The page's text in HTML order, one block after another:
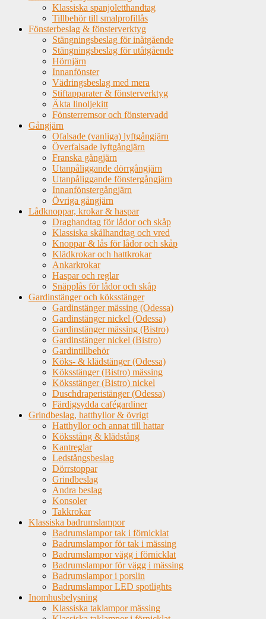
Klassiska spanjoletthandtag
Tillbehör till smalprofillås
Fönsterbeslag & fönsterverktyg
Stängningsbeslag för inåtgående
Stängningsbeslag för utåtgående
Hörnjärn
Innanfönster
Vädringsbeslag med mera
Stiftapparater & fönsterverktyg
Äkta linoljekitt
Fönsterremsor och fönstervadd
Gångjärn
Ofalsade (vanliga) lyftgångjärn
Överfalsade lyftgångjärn
Franska gångjärn
Utanpåliggande dörrgångjärn
Utanpåliggande fönstergångjärn
Innanfönstergångjärn
Övriga gångjärn
Lådknoppar, krokar & haspar
Draghandtag för lådor och skåp
Klassiska skålhandtag och vred
Knoppar & lås för lådor och skåp
Klädkrokar och hattkrokar
Ankarkrokar
Haspar och reglar
Snäpplås för lådor och skåp
Gardinstänger och köksstänger
Gardinstänger mässing (Odessa)
Gardinstänger nickel (Odessa)
Gardinstänger mässing (Bistro)
Gardinstänger nickel (Bistro)
Gardintillbehör
Köks- & klädstänger (Odessa)
Köksstänger (Bistro) mässing
Köksstänger (Bistro) nickel
Duschdraperistänger (Odessa)
Färdigsydda cafégardiner
Grindbeslag, hatthyllor & övrigt
Hatthyllor och annat till hattar
Köksstång & klädstång
Kantreglar
Ledstångsbeslag
Dörrstoppar
Grindbeslag
Andra beslag
Konsoler
Takkrokar
Klassiska badrumslampor
Badrumslampor tak i förnicklat
Badrumslampor för tak i mässing
Badrumslampor vägg i förnicklat
Badrumslampor för vägg i mässing
Badrumslampor i porslin
Badrumslampor LED spotlights
Inomhusbelysning
Klassiska taklampor mässing